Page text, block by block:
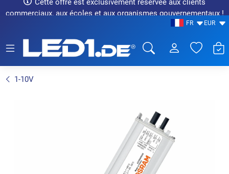
Cette offre est exclusivement réservée aux clients
commerciaux, aux écoles et aux organismes gouvernementaux !
FR EUR
1-10V